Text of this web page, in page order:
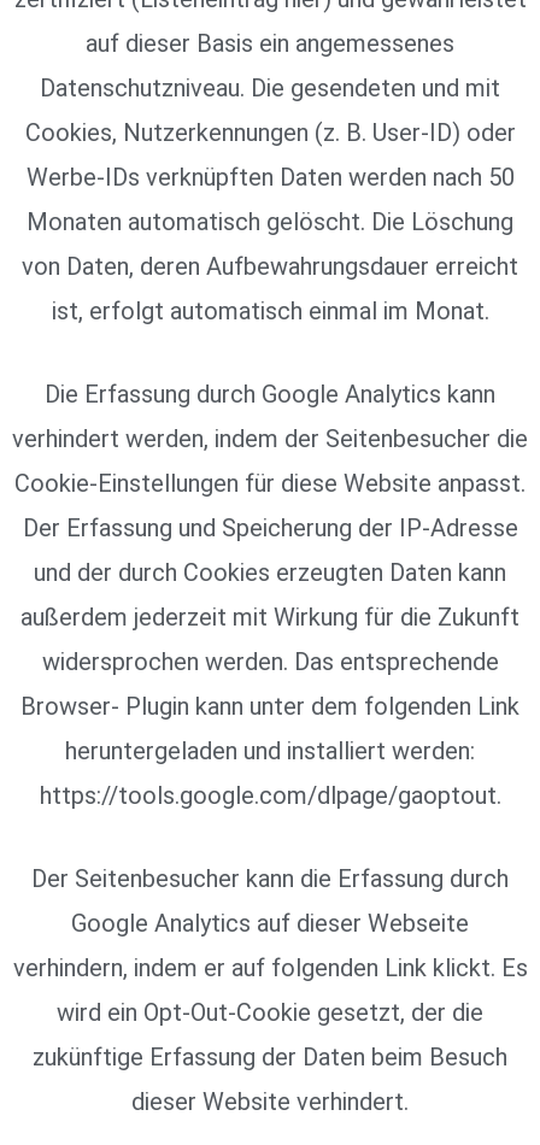
auf dieser Basis ein angemessenes
Datenschutzniveau. Die gesendeten und mit
Cookies, Nutzerkennungen (z. B. User-ID) oder
Werbe-IDs verknüpften Daten werden nach 50
Monaten automatisch gelöscht. Die Löschung
von Daten, deren Aufbewahrungsdauer erreicht
ist, erfolgt automatisch einmal im Monat.
Die Erfassung durch Google Analytics kann
verhindert werden, indem der Seitenbesucher die
Cookie-Einstellungen für diese Website anpasst.
Der Erfassung und Speicherung der IP-Adresse
und der durch Cookies erzeugten Daten kann
außerdem jederzeit mit Wirkung für die Zukunft
widersprochen werden. Das entsprechende
Browser- Plugin kann unter dem folgenden Link
heruntergeladen und installiert werden:
https://tools.google.com/dlpage/gaoptout.
Der Seitenbesucher kann die Erfassung durch
Google Analytics auf dieser Webseite
verhindern, indem er auf folgenden Link klickt. Es
wird ein Opt-Out-Cookie gesetzt, der die
zukünftige Erfassung der Daten beim Besuch
dieser Website verhindert.